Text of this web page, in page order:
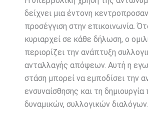
δείχνει μια έντονη
προσέγγιση στην επικοινωνία.
κυριαρχεί σε κάθε δήλωση, ο
περιορίζει την ανάπτυξη
ανταλλαγής απόψεων. Αυτή η
στάση μπορεί να εμποδίσει την
ενσυναίσθησης και τη δημιουργία
δυναμικών, συλλογικών διαλόγων.